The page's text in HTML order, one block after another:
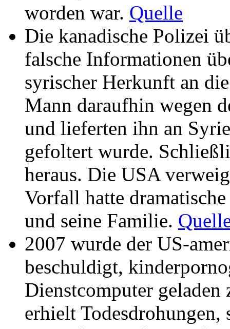
worden war. Quelle
Die kanadische Polizei
falsche Informationen
syrischer Herkunft an
Mann daraufhin wegen
und lieferten ihn an
gefoltert wurde.
heraus. Die USA
Vorfall hatte
und seine Familie.
2007 wurde der US-
beschuldigt,
Dienstcomputer geladen
erhielt